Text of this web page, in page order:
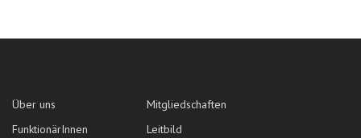
Über uns
Mitgliedschaften
FunktionärInnen
Leitbild